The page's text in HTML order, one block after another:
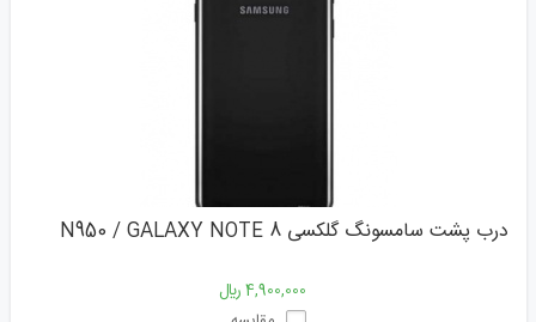
درب پشت سامسونگ گلکسی N950 / GALAXY NOTE 8
4,900,000 ﷼